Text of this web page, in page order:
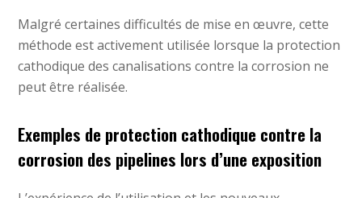
Malgré certaines difficultés de mise en œuvre, cette
méthode est activement utilisée lorsque la protection
cathodique des canalisations contre la corrosion ne
peut être réalisée.
Exemples de protection cathodique contre la
corrosion des pipelines lors d’une exposition